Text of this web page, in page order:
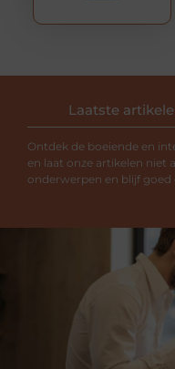
Laatste
Ontdek de boeiende en
en laat onze artikelen niet
onderwerpen en blijf goed